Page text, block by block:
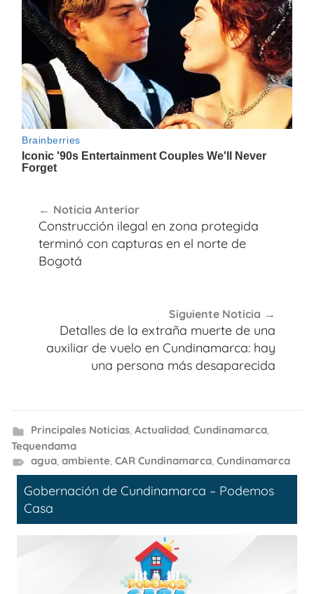
de
entradas
Noticia Anterior
Construcción ilegal en zona protegida
terminó con capturas en el norte de
Bogotá
Siguiente Noticia
Detalles de la extraña muerte de una
auxiliar de vuelo en Cundinamarca: hay
una persona más desaparecida
Principales Noticias, Actualidad, Cundinamarca,
Tequendama
agua, ambiente, CAR Cundinamarca, Cundinamarca
Gobernación de Cundinamarca – Podemos
Casa